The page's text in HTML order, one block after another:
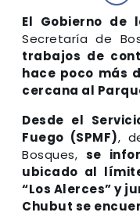
El Gobierno de
Secretaría de
trabajos de
hace poco más
cercana al
Desde el
Fuego (SPMF),
Bosques, se
ubicado al
“Los Alerces” y
Chubut se